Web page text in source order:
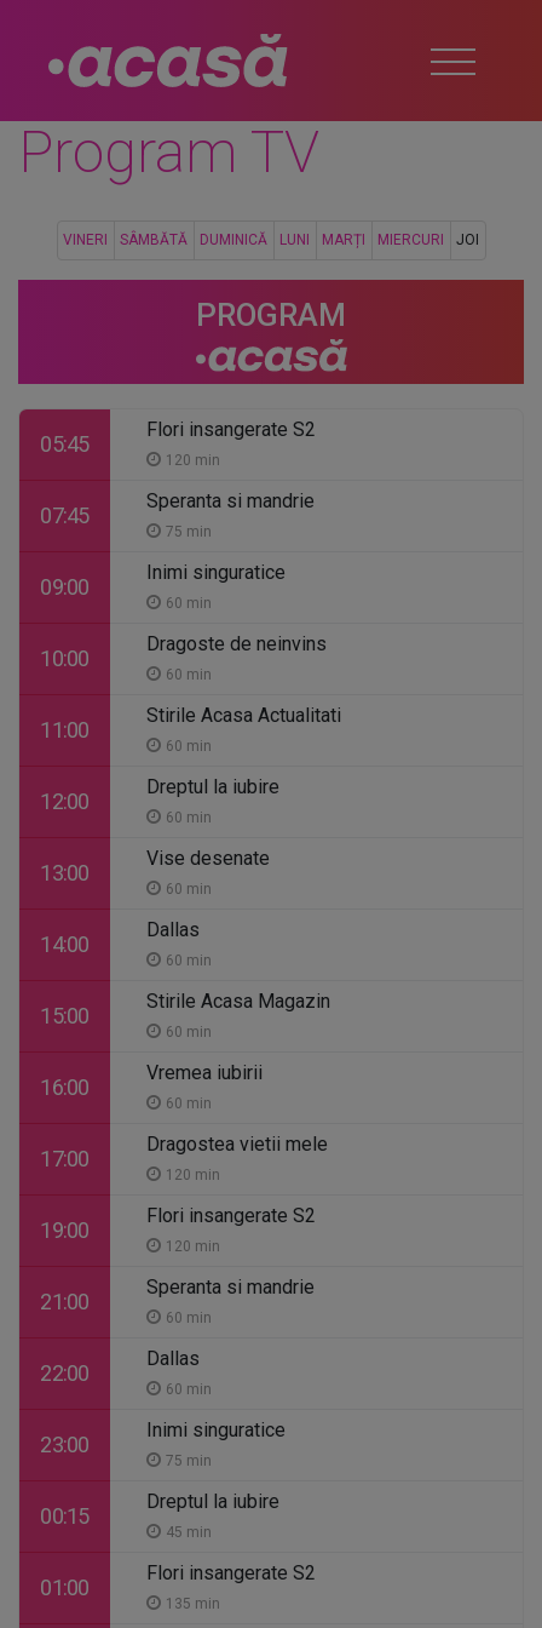
Program TV
VINERI SÂMBĂTĂ DUMINICĂ LUNI MARȚI MIERCURI JOI
PROGRAM
05:45
Flori insangerate S2
120 min
07:45
Speranta si mandrie
75 min
09:00
Inimi singuratice
60 min
10:00
Dragoste de neinvins
60 min
11:00
Stirile Acasa Actualitati
60 min
12:00
Dreptul la iubire
60 min
13:00
Vise desenate
60 min
14:00
Dallas
60 min
15:00
Stirile Acasa Magazin
60 min
16:00
Vremea iubirii
60 min
17:00
Dragostea vietii mele
120 min
19:00
Flori insangerate S2
120 min
21:00
Speranta si mandrie
60 min
22:00
Dallas
60 min
23:00
Inimi singuratice
75 min
00:15
Dreptul la iubire
45 min
01:00
Flori insangerate S2
135 min